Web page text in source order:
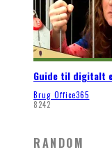
Guide til digitalt
Brug Office365
8242
RANDOM